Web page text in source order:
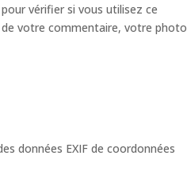
vérifier si vous utilisez ce
de votre commentaire, votre photo
données EXIF de coordonnées